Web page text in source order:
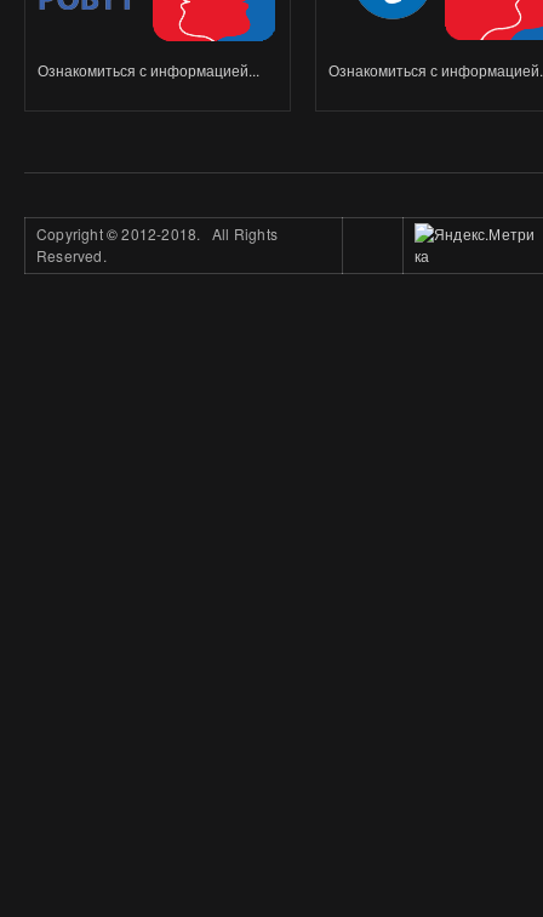
Ознакомиться с информацией... Ознакомиться с
Copyright©2012-2018. All Rights
Reserved.